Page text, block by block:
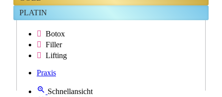
PLATIN
Botox
Filler
Lifting
Praxis
Schnellansicht